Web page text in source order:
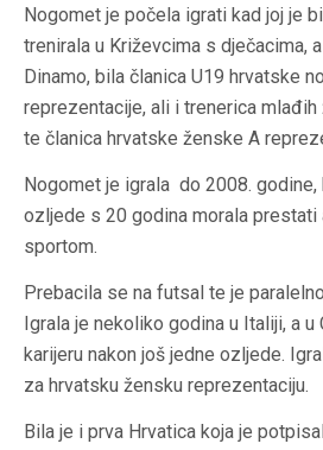
Nogomet je počela igrati kad joj je
trenirala u Križevcima s dječacima,
Dinamo, bila članica U19 hrvatske
reprezentacije, ali i trenerica
te članica hrvatske ženske A
Nogomet je igrala do 2008.
ozljede s 20 godina morala prestati
sportom.
Prebacila se na futsal te je
Igrala je nekoliko godina u Italiji, a
karijeru nakon još jedne ozljede.
za hrvatsku žensku reprezentaciju.
Bila je i prva Hrvatica koja je